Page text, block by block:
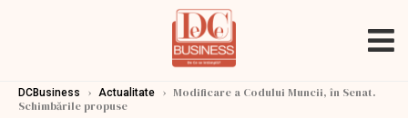
DCBusiness › Actualitate › Modificare a Codului Muncii, în Senat.
Schimbările propuse